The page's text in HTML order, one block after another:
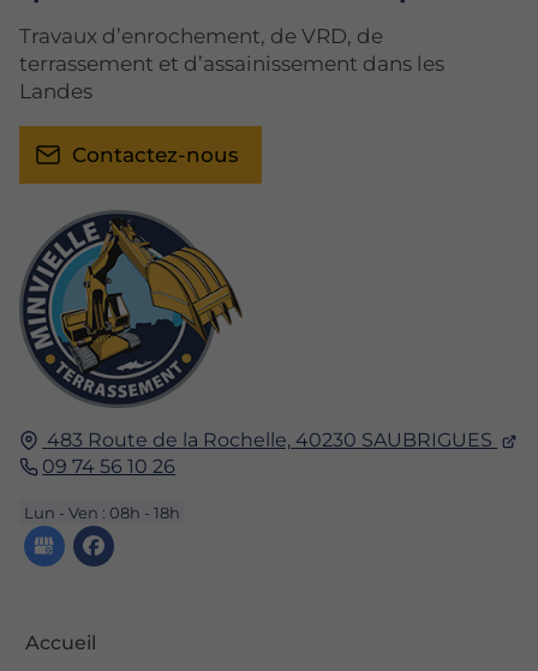
483 Route de la Rochelle, 40230 SAUBRIGUES
09 74 56 10 26
Lun - Ven : 08h - 18h
Accueil
Travaux d’enrochement, de VRD, de
terrassement et d’assainissement dans les
Landes
Contactez-nous